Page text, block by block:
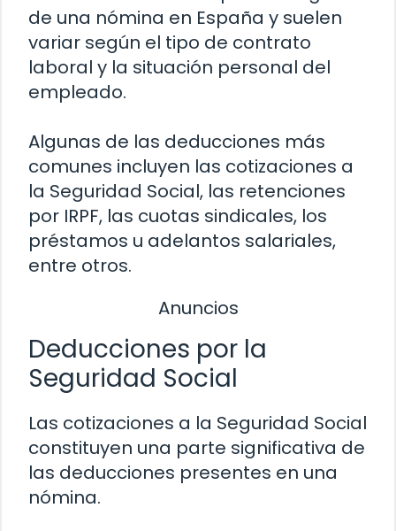
de una nómina en España y suelen
variar según el tipo de contrato
laboral y la situación personal del
empleado.
Algunas de las deducciones más
comunes incluyen las cotizaciones a
la Seguridad Social, las retenciones
por IRPF, las cuotas sindicales, los
préstamos u adelantos salariales,
entre otros.
Anuncios
Deducciones por la
Seguridad Social
Las cotizaciones a la Seguridad Social
constituyen una parte significativa de
las deducciones presentes en una
nómina.